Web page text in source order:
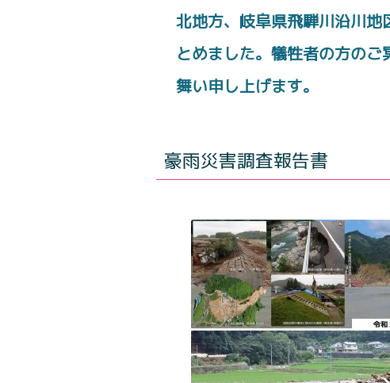
北地方、岐阜県飛騨川沿川
とめました。犠牲者の方の
舞い申し上げます。
豪雨災害調査報告書